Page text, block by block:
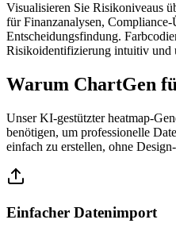
Visualisieren Sie Risikoniveaus
für Finanzanalysen,
Entscheidungsfindung.
Risikoidentifizierung intuitiv und
Warum ChartGen
Unser KI-gestützter heatmap-
benötigen, um professionelle
einfach zu erstellen, ohne
Einfacher Datenimport